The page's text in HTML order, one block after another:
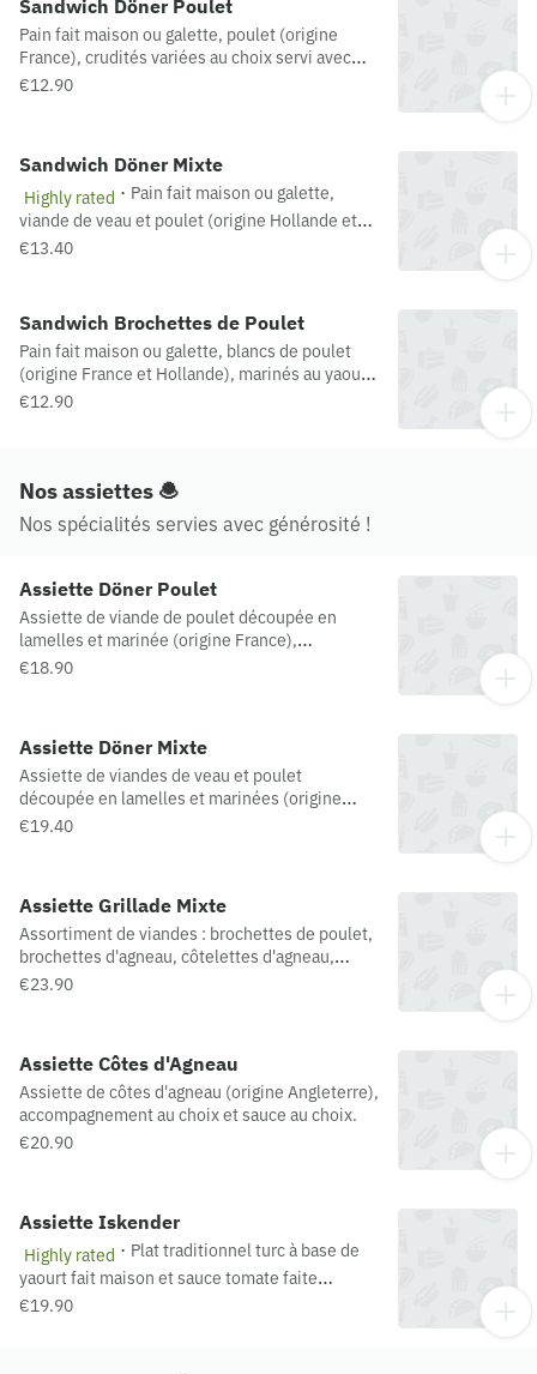
Sandwich Döner Poulet
Pain fait maison ou galette, poulet (origine
France), crudités variées au choix servi avec
frites et sauce au choix.
€12.90
Sandwich Döner Mixte
Highly rated · Pain fait maison ou galette,
viande de veau et poulet (origine Hollande et
France), crudités variées au choix servi avec
€13.40
Sandwich Brochettes de Poulet
Pain fait maison ou galette, blancs de poulet
(origine France et Hollande), marinés au yaourt
et tomates aux épices, crudités variées au
€12.90
Nos assiettes 🧆
Nos spécialités servies avec générosité !
Assiette Döner Poulet
Assiette de viande de poulet découpée en
lamelles et marinée (origine France),
accompagnement au choix et sauce au choix.
€18.90
Assiette Döner Mixte
Assiette de viandes de veau et poulet
découpée en lamelles et marinées (origine
France, Belgique et Hollande),
€19.40
Assiette Grillade Mixte
Assortiment de viandes : brochettes de poulet,
brochettes d'agneau, côtelettes d'agneau,
boulettes de viande hachée maison, viande de
€23.90
Assiette Côtes d'Agneau
Assiette de côtes d'agneau (origine Angleterre),
accompagnement au choix et sauce au choix.
€20.90
Assiette Iskender
Highly rated · Plat traditionnel turc à base de
yaourt fait maison et sauce tomate faite
maison, viande Döner de veau coupée en
€19.90